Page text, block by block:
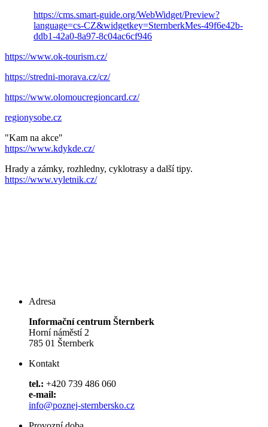
https://cms.smart-guide.org/WebWidget/Preview?
language=cs-CZ&widgetkey=SternberkMes-49f6e42b-
ddb1-42a0-8a97-8c04ac6cf946
https://www.ok-tourism.cz/
https://stredni-morava.cz/cz/
https://www.olomoucregioncard.cz/
regionysobe.cz
"Kam na akce"
https://www.kdykde.cz/
Hrady a zámky, rozhledny, cyklotrasy a další tipy.
https://www.vyletnik.cz/
Adresa
Informační centrum Šternberk
Horní náměstí 2
785 01 Šternberk
Kontakt
tel.: +420 739 486 060
e-mail:
info@poznej-sternbersko.cz